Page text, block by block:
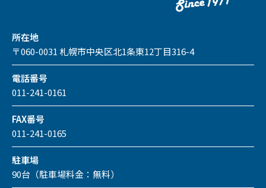
所在地
〒060-0031 札幌市中央区北1条東12丁目316-4
電話番号
011-241-0161
FAX番号
011-241-0165
駐車場
90台（駐車場料金：無料）